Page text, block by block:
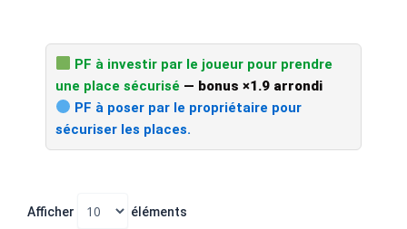
PF à investir par le joueur pour prendre
une place sécurisé — bonus ×1.9 arrondi
PF à poser par le propriétaire pour
sécuriser les places.
Afficher éléments